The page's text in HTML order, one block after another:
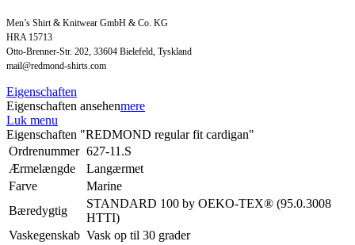
Men’s Shirt & Knitwear GmbH & Co. KG
HRA 15713
Otto-Brenner-Str. 202, 33604 Bielefeld, Tyskland
mail@redmond-shirts.com
Eigenschaften
Eigenschaften ansehenmere
Luk menu
Eigenschaften "REDMOND regular fit cardigan"
Ordrenummer 627-11.S
Ærmelængde
Langærmet
Farve
Marine
Bæredygtig
STANDARD 100 by OEKO-TEX® (95.0.3008
HTTI)
Vaskegenskab Vask op til 30 grader